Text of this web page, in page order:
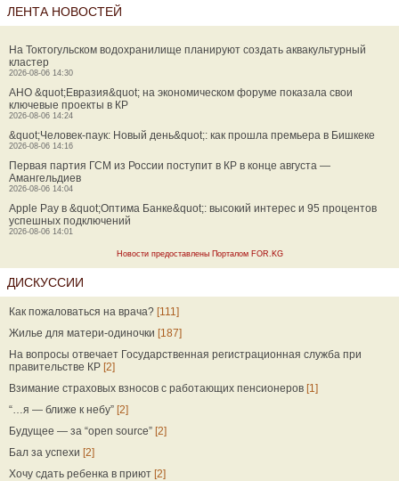
ЛЕНТА НОВОСТЕЙ
На Токтогульском водохранилище планируют создать аквакультурный
кластер
2026-08-06 14:30
АНО &quot;Евразия&quot; на экономическом форуме показала свои
ключевые проекты в КР
2026-08-06 14:24
&quot;Человек-паук: Новый день&quot;: как прошла премьера в Бишкеке
2026-08-06 14:16
Первая партия ГСМ из России поступит в КР в конце августа —
Амангельдиев
2026-08-06 14:04
Apple Pay в &quot;Оптима Банке&quot;: высокий интерес и 95 процентов
успешных подключений
2026-08-06 14:01
Новости предоставлены Порталом FOR.KG
ДИСКУССИИ
Как пожаловаться на врача? [111]
Жилье для матери-одиночки [187]
На вопросы отвечает Государственная регистрационная служба при
правительстве КР [2]
Взимание страховых взносов с работающих пенсионеров [1]
“…я — ближе к небу” [2]
Будущее — за “open source” [2]
Бал за успехи [2]
Хочу сдать ребенка в приют [2]